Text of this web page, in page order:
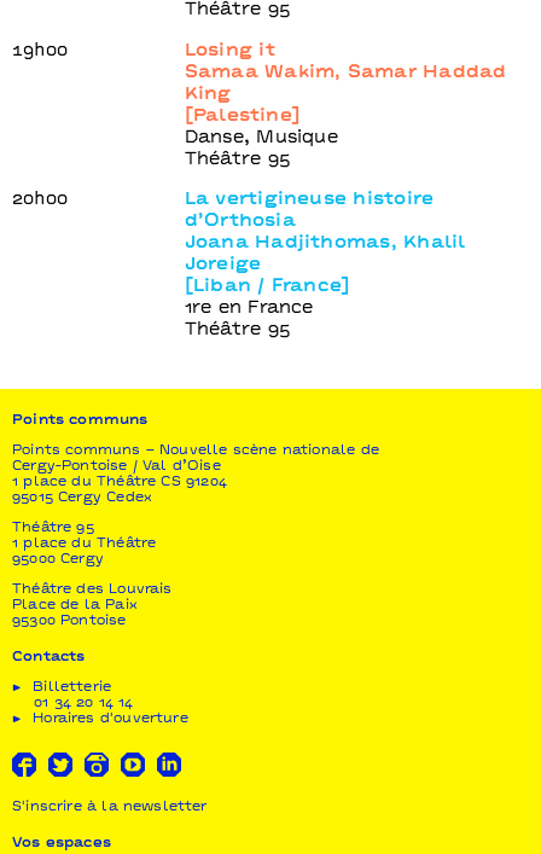
Théâtre 95
19h00
Losing it
Samaa Wakim, Samar Haddad
King
[Palestine]
Danse, Musique
Théâtre 95
20h00
La vertigineuse histoire
d’Orthosia
Joana Hadjithomas, Khalil
Joreige
[Liban / France]
1re en France
Théâtre 95
Points communs
Points communs – Nouvelle scène nationale de
Cergy-Pontoise / Val d’Oise
1 place du Théâtre CS 91204
95015 Cergy Cedex
Théâtre 95
1 place du Théâtre
95000 Cergy
Théâtre des Louvrais
Place de la Paix
95300 Pontoise
Contacts
Billetterie
01 34 20 14 14
Horaires d'ouverture
S'inscrire à la newsletter
Vos espaces